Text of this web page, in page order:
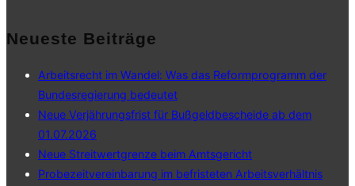
Neueste Beiträge
Arbeitsrecht im Wandel: Was das Reformprogramm der
Bundesregierung bedeutet
Neue Verjährungsfrist für Bußgeldbescheide ab dem
01.07.2026
Neue Streitwertgrenze beim Amtsgericht
Probezeitvereinbarung im befristeten Arbeitsverhältnis